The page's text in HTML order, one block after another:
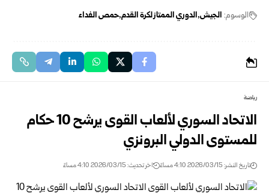
الوسوم: الجيش الدوري الممتاز لكرة القدم حمص الفداء
رياضة
الاتحاد السوري لألعاب القوى يرشح 10 حكام
للمستوى الدولي البرونزي
تاريخ النشر: 2026/03/15 4:10 مساءً اخر تحديث: 2026/03/15 4:10 مساءً